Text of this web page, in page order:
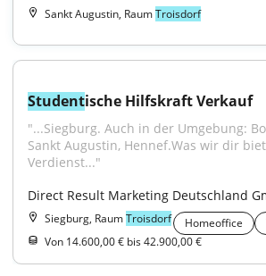
Sankt Augustin, RaumTroisdorf
Studentische Hilfskraft Verkauf
"...Siegburg. Auch in der Umgebung:
Sankt Augustin, Hennef.Was wir dir
Verdienst..."
Direct Result Marketing Deutschland
Siegburg, RaumTroisdorf Homeoffice
Von 14.600,00 € bis 42.900,00 €